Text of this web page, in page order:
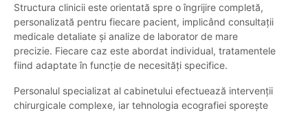
Structura clinicii este orientată spre o îngrijire completă,
personalizată pentru fiecare pacient, implicând consultații
medicale detaliate și analize de laborator de mare
precizie. Fiecare caz este abordat individual, tratamentele
fiind adaptate în funcție de necesități specifice.
Personalul specializat al cabinetului efectuează intervenții
chirurgicale complexe, iar tehnologia ecografiei sporește